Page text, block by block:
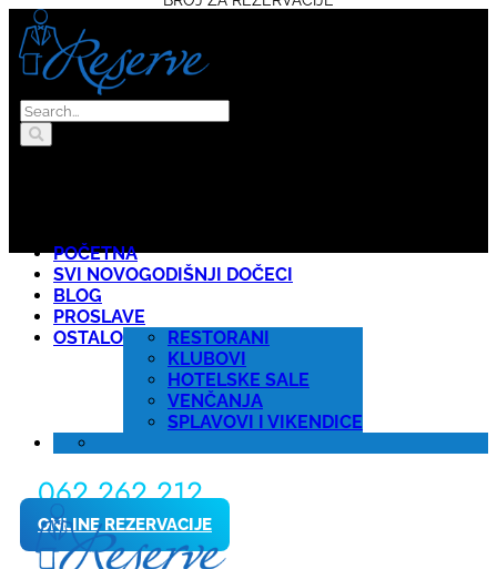
POČETNA
SVI NOVOGODIŠNJI DOČECI
BLOG
PROSLAVE
OSTALO
RESTORANI
KLUBOVI
HOTELSKE SALE
VENČANJA
SPLAVOVI I VIKENDICE
062 262 212
ONLINE REZERVACIJE